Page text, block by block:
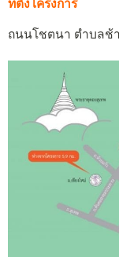
ที่ตั้งโครงการ
ถนนโชตนา ตำบลช้า